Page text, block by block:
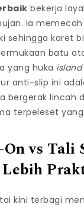
bekerja
Ia
sehingga karet
batu
yang huka
anti-slip ini
bergerak lincah
terpeleset
vs Tali
kini terbagi